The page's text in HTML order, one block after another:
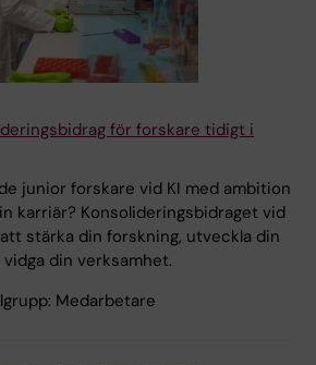
för forskare tidigt i
junior forskare vid KI med ambition
karriär? Konsolideringsbidraget vid
stärka din forskning, utveckla din
din verksamhet.
Medarbetare